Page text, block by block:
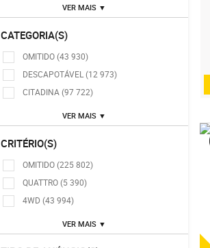
VER MAIS ▼
CATEGORIA(S)
OMITIDO (43 930)
DESCAPOTÁVEL (12 973)
CITADINA (97 722)
VER MAIS ▼
CRITÉRIO(S)
OMITIDO (225 802)
QUATTRO (5 390)
4WD (43 994)
VER MAIS ▼